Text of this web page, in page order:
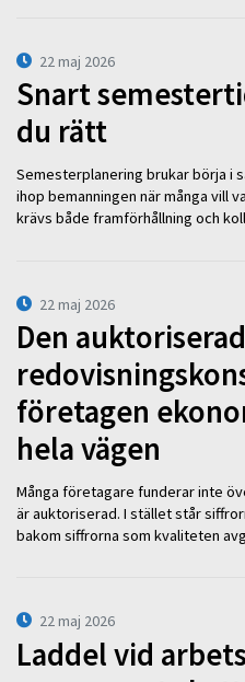
22 maj 2026
Snart
du rätt
Semesterplanering brukar börja i
ihop bemanningen när många vill
krävs både framförhållning och
22 maj 2026
Den
företagen
hela vägen
Många företagare funderar inte
är auktoriserad. I stället står
bakom siffrorna som kvaliteten
22 maj 2026
Laddel vid